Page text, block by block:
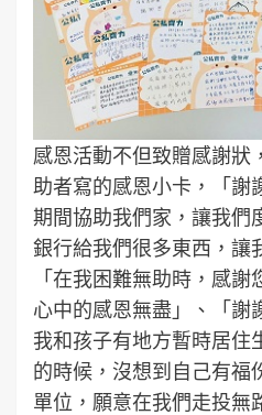
感恩活動不但致贈感謝狀
助者寫的感恩小卡，「謝
期間協助我們家，讓我們
銀行給我們很多東西，讓
「在我困難無助時，感謝
心中的感恩無盡」、「謝
我和孩子有地方暫時居住
的時候，沒想到自己有福
單位，願意在我們走投無